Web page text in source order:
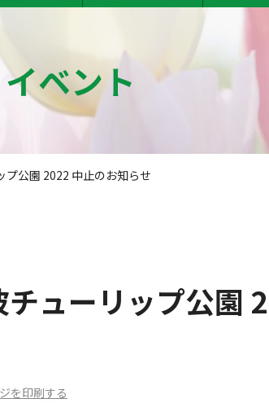
ベント
プ公園 2022 中止のお知らせ
ューリップ公園
を印刷する